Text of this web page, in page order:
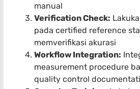
manual
Verification Check:
pada certified reference
memverifikasi akurasi
Workflow Integration:
measurement procedure
quality control